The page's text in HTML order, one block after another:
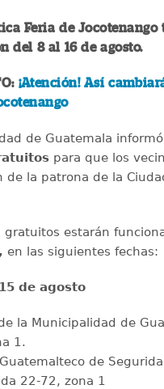
Feria de Jocotenango
del 8 al 16 de agosto.
¡Atención! Así
de Guatemala
para que los
de la patrona de la
gratuitos estarán
en las siguientes fechas:
de agosto
la Municipalidad de
1.
de
22-72, zona 1